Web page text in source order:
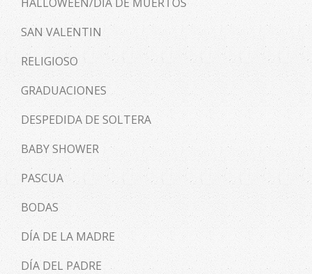
SAN VALENTIN
RELIGIOSO
GRADUACIONES
DESPEDIDA DE SOLTERA
BABY SHOWER
PASCUA
BODAS
DÍA DE LA MADRE
DÍA DEL PADRE